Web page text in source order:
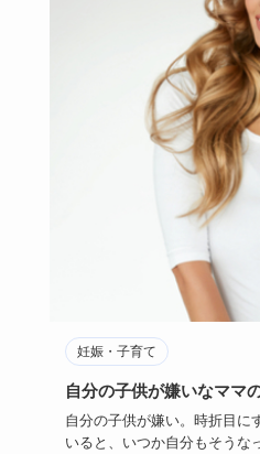
妊娠・子育て
自分の子供が嫌いなママ
自分の子供が嫌い。時折目に
いると、いつか自分もそうな